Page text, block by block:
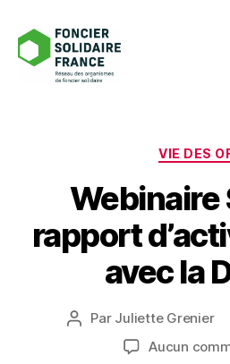
VIE DES
Webinaire
rapport
avec la
Auteur
Par Juliette Grenier
Aucun